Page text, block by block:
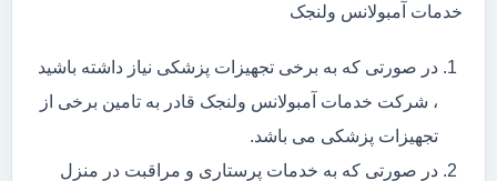
خدمات آمبولانس ولنجک
در صورتی که به برخی تجهیزات پزشکی نیاز داشته باشید
، شرکت خدمات آمبولانس ولنجک قادر به تامین برخی از
تجهیزات پزشکی می باشد.
در صورتی که به خدمات پرستاری و مراقبت در منزل